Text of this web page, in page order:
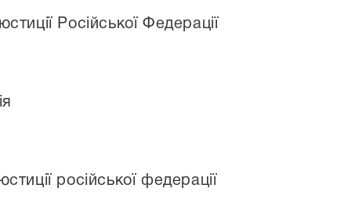
Російської Федерації
російської федерації